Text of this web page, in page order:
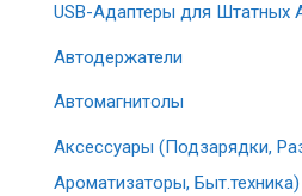
USB-Адаптеры для Штатных
Автодержатели
Автомагнитолы
Аксессуары (Подзарядки,
Ароматизаторы, Быт.техника)